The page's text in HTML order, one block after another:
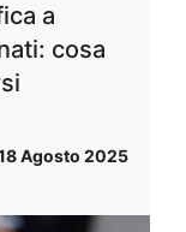
a
cosa
Agosto 2025